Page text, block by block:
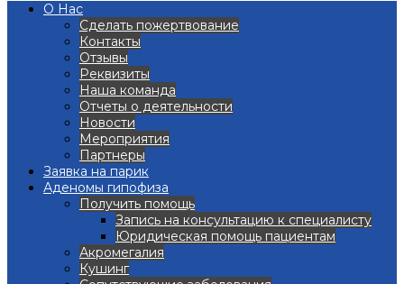
О Нас
Сделать пожертвование
Контакты
Отзывы
Реквизиты
Наша команда
Отчеты о деятельности
Новости
Мероприятия
Партнеры
Заявка на парик
Аденомы гипофиза
Получить помощь
Запись на консультацию к специалисту
Юридическая помощь пациентам
Акромегалия
Кушинг